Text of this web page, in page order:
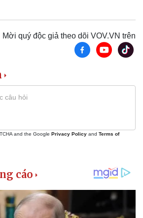
Thị trường
Giá vàng
Mời quý độc giả theo dõi VOV.VN trên
and the Google Privacy Policy and Terms of